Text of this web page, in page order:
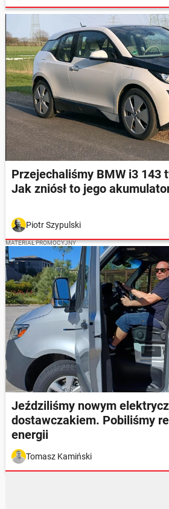
Przejechaliśmy BMW i3 143
Jak zniósł to jego
Piotr Szypulski
MATERIAŁ PROMOCYJNY
Jeździliśmy nowym
dostawczakiem. Pobiliśmy
energii
Tomasz Kamiński